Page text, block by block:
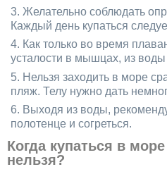
Желательно соблюдать
Каждый день купаться
Как только во время
усталости в мышцах, из
Нельзя заходить в море
пляж. Телу нужно дать
Выходя из воды,
полотенце и согреться.
Когда купаться в
нельзя?